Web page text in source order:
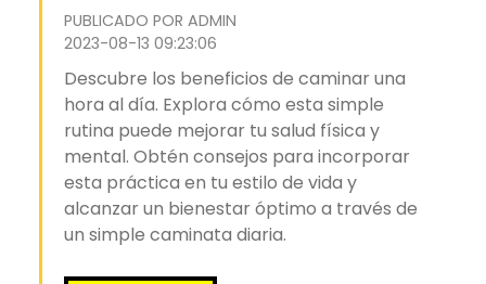
PUBLICADO POR ADMIN
2023-08-13 09:23:06
Descubre los beneficios de caminar una
hora al día. Explora cómo esta simple
rutina puede mejorar tu salud física y
mental. Obtén consejos para incorporar
esta práctica en tu estilo de vida y
alcanzar un bienestar óptimo a través de
un simple caminata diaria.